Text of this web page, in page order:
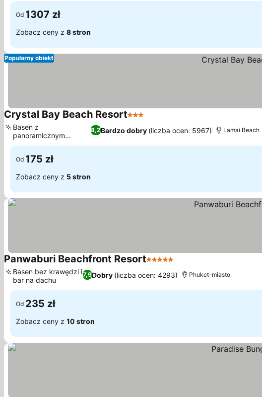
Od 1307 zł
Zobacz ceny z 8 stron
Popularny obiekt
Crystal Bay Beach Resort3 Kategoria
8,2Bardzo dobry (liczba ocen: 5967)
Basen z
panoramicznym
widokiem na ocean
Lamai Beach
Od 175 zł
Zobacz ceny z 5 stron
Panwaburi Beachfront Resort5 Kategoria
7,9Dobry (liczba ocen: 4293)
Basen bez krawędzi i
bar na dachu
Phuket-miasto
Od 235 zł
Zobacz ceny z 10 stron